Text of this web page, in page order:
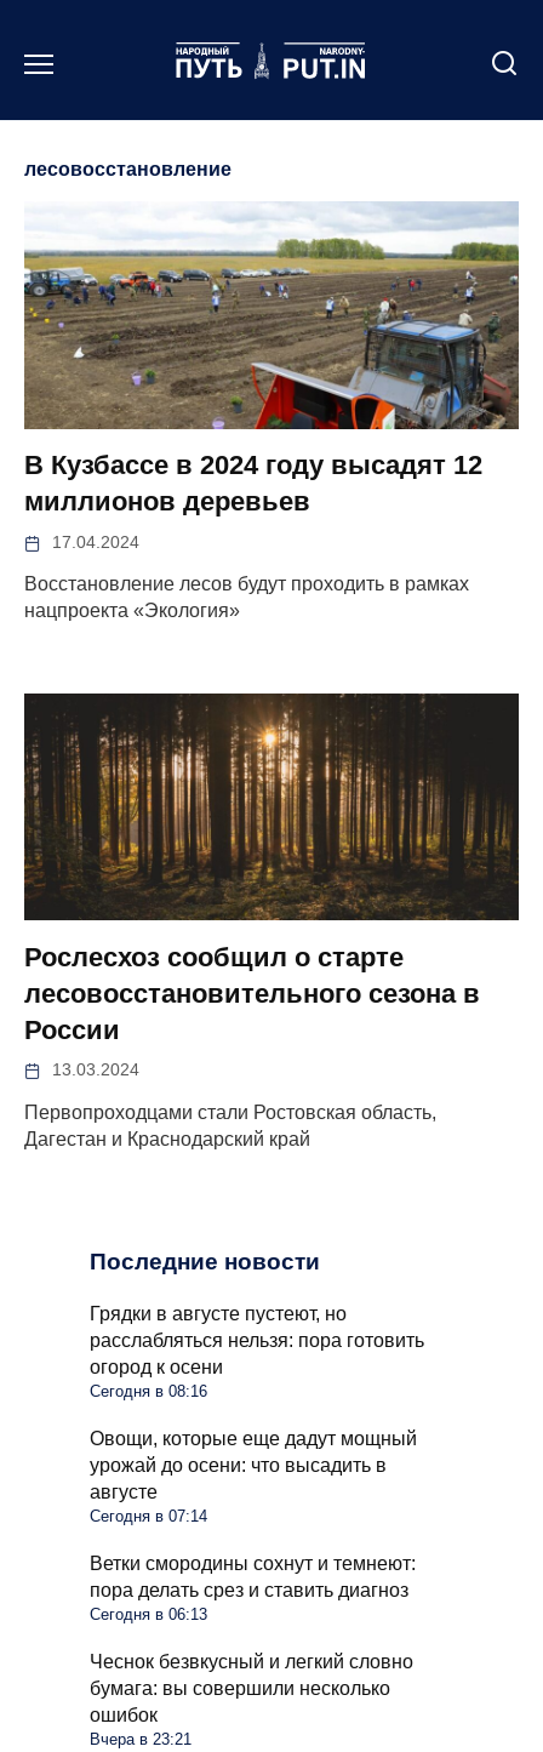
содержанию
лесовосстановление
В Кузбассе в 2024 году высадят 12
миллионов деревьев
17.04.2024
Восстановление лесов будут проходить в рамках
нацпроекта «Экология»
Рослесхоз сообщил о старте
лесовосстановительного сезона в
России
13.03.2024
Первопроходцами стали Ростовская область,
Дагестан и Краснодарский край
Последние новости
Грядки в августе пустеют, но
расслабляться нельзя: пора готовить
огород к осени
Сегодня в 08:16
Овощи, которые еще дадут мощный
урожай до осени: что высадить в
августе
Сегодня в 07:14
Ветки смородины сохнут и темнеют:
пора делать срез и ставить диагноз
Сегодня в 06:13
Чеснок безвкусный и легкий словно
бумага: вы совершили несколько
ошибок
Вчера в 23:21